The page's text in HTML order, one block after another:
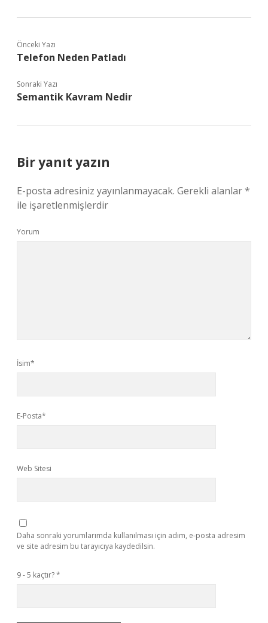
Önceki Yazı
Telefon Neden Patladı
Sonraki Yazı
Semantik Kavram Nedir
Bir yanıt yazın
E-posta adresiniz yayınlanmayacak. Gerekli alanlar*
ile işaretlenmişlerdir
Yorum
İsim*
E-Posta*
Web Sitesi
Daha sonraki yorumlarımda kullanılması için adım, e-posta adresim
ve site adresim bu tarayıcıya kaydedilsin.
9 - 5 kaçtır?*